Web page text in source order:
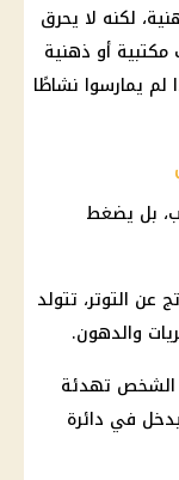
لكنه لا يحرق
أو ذهنية
لم يمارسوا نشاطًا
بل يضغط
عن التوتر، تتولد
والدهون.
الشخص تهدئة
في دائرة